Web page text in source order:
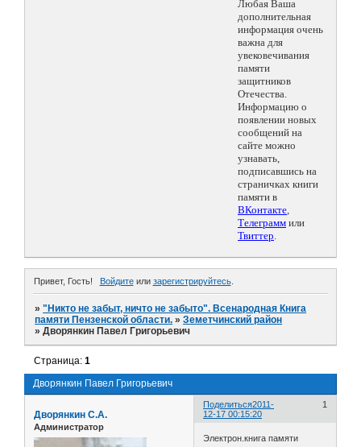
Любая Ваша
дополнительная
информация очень
важна для
увековечивания
памяти
защитников
Отечества.
Информацию о
появлении новых
сообщений на
сайте можно
узнавать,
подписавшись на
страничках книги
памяти в
ВКонтакте,
Телеграмм или
Твиттер.
Привет, Гость! Войдитеили зарегистрируйтесь.
»"Никто не забыт, ничто не забыто". Всенародная Книга
памяти Пензенской области. »Земетчинский район
»Дворянкин Павел Григорьевич
Дворянкин Павел Григорьевич
Страница:1
Поделиться 1
2011-
12-17 00:15:20
Дворянкин С.А.
Администратор
Электрон.книга памяти